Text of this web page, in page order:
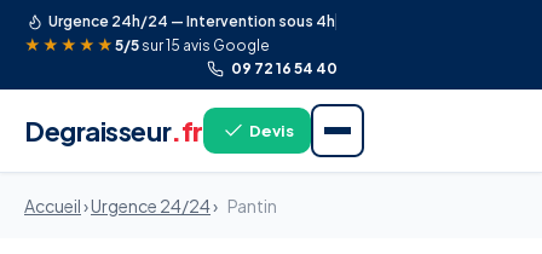
Urgence 24h/24 — Intervention sous 4h
★★★★★ 5/5 sur 15 avis Google
09 72 16 54 40
Degraisseur.fr Devis
Accueil›Urgence 24/24› Pantin